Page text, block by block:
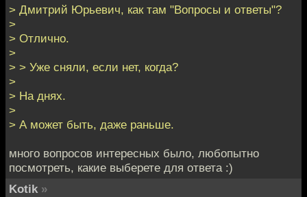
> Дмитрий Юрьевич, как там "Вопросы и ответы"?
>
> Отлично.
>
> > Уже сняли, если нет, когда?
>
> На днях.
>
> А может быть, даже раньше.
много вопросов интересных было, любопытно
посмотреть, какие выберете для ответа :)
Kotik »